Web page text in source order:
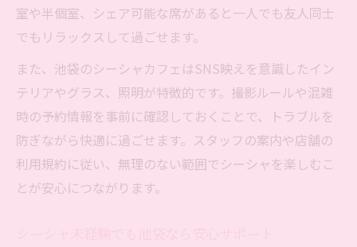
室や半個室、シェア可能な席があると一人でも友人同士
でもリラックスして過ごせます。
また、池袋のシーシャカフェはSNS映えを意識したイン
テリアやグラス、照明が特徴的です。撮影ルールや混雑
時の予約情報を事前に確認しておくことで、トラブルを
防ぎながら快適に過ごせます。スタッフの案内や店舗の
利用規約に従い、無理のない範囲でシーシャを楽しむこ
とが安心につながります。